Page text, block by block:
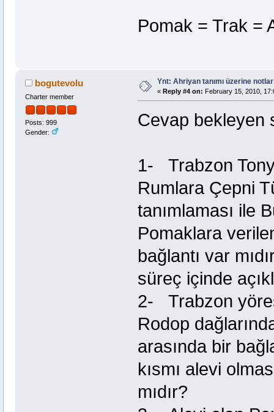
Pomak = Trak =
bogutevolu
Charter member
Posts: 999
Gender:
Ynt: Ahriyan tanımı üzerine notlar
« Reply #4 on: February 15, 2010,
Cevap bekleyen
1- Trabzon
Rumlara Çepni
tanımlaması ile
Pomaklara
bağlantı var
süreç içinde
2- Trabzon
Rodop
arasında bir
kısmı alevi
mıdır?